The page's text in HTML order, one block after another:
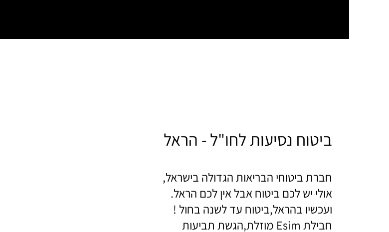
ביטוח נסיעות לחו"ל - הראל
חברת ביטוחי הבריאות הגדולה בישראל,
אולי יש לכם ביטוח אבל אין לכם הראל.
ועכשיו בהראל,ביטוח עד לשנה בחול !
חבילת Esim מוזלת,הגשת תביעות